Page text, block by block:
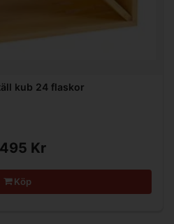
kub 24 flaskor
Kr
Köp